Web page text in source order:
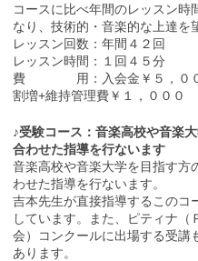
コースに比べ年間のレッスン時
なり、技術的・音楽的な上達を
レッスン回数：年間４２回
レッスン時間：１回４５分
費 用：入会金￥５，００
割増+維持管理費￥１，０００
♪受験コース：音楽高校や音楽
合わせた指導を行ないます
音楽高校や音楽大学を目指す方
わせた指導を行ないます。
吉本先生が直接指導するこのコ
しています。また、ピティナ
会）コンクールに出場する受講
あります。